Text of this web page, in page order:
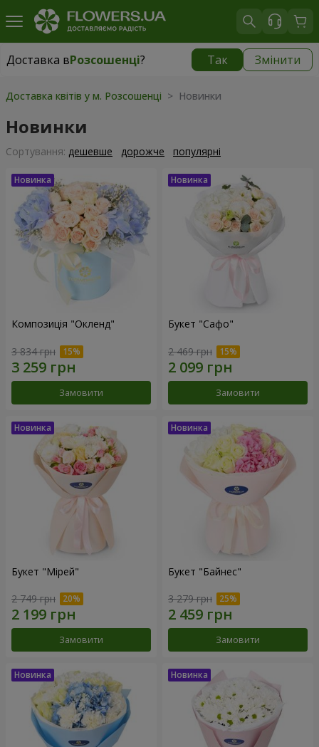
Доставка вРозсошенці? Так Змінити
Доставка вРозсошенці| безкоштовно
Доставка квітів у м. Розсошенці > Новинки
Новинки
Сортування: дешевше дорожче популярні
Композиція "Окленд"
3 834 грн
Замовити
Букет "Сафо"
2 469 грн
Замовити
Букет "Мірей"
2 749 грн
Замовити
Букет "Байнес"
3 279 грн
Замовити